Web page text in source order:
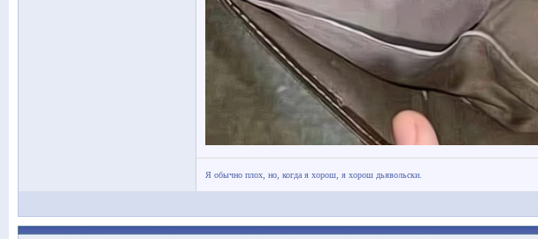
Я обычно плох, но, когда я хорош, я хорош дьявольски.